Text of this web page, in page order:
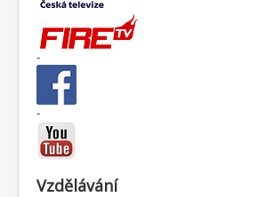
-
-
Vzdělávání